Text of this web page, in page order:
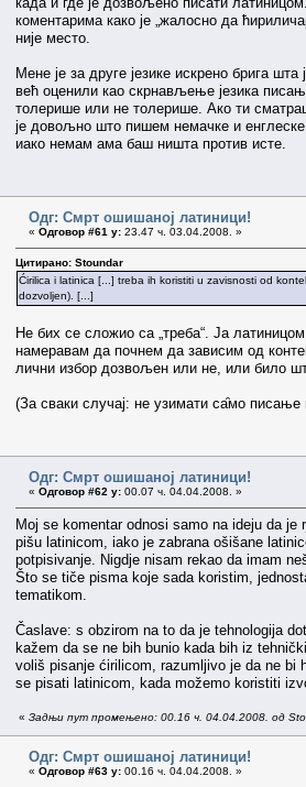
коментарима како је „жалосно да
није место.
Мене је за друге језике искрено брига
већ оценили као скрнављење језика
толерише или не толерише. Ако ти
је довољно што пишем немачке и
иако немам ама баш ништа против исте.
Одг: Смрт ошишаној латиници!
« Одговор #61 у: 23.47 ч. 03.04.2008. »
Цитирано: Stoundar
Ćirilica i latinica [...] treba ih koristiti u zavisnosti od
dozvoljen). [...]
Не бих се сложио са „треба“. Ја
намеравам да почнем да зависим од
лични избор дозвољен или не, или било
(За сваки случај: не узимати са̑мо
Одг: Смрт ошишаној латиници!
« Одговор #62 у: 00.07 ч. 04.04.2008. »
Moj se komentar odnosi samo na ideju da
pišu latinicom, iako je zabrana ošišane
potpisivanje. Nigdje nisam rekao da imam
Što se tiče pisma koje sada koristim,
tematikom.
Časlave: s obzirom na to da je tehnologija
kažem da se ne bih bunio kada bih iz
voliš pisanje ćirilicom, razumljivo je da ne bi
se pisati latinicom, kada možemo koristiti
« Задњи пут промењено: 00.16 ч. 04.04.2008. од
Одг: Смрт ошишаној латиници!
« Одговор #63 у: 00.16 ч. 04.04.2008. »